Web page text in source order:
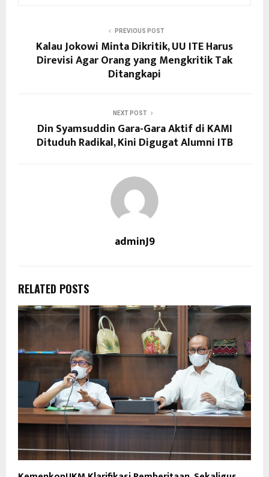
PREVIOUS POST
Kalau Jokowi Minta Dikritik, UU ITE Harus
Direvisi Agar Orang yang Mengkritik Tak
Ditangkapi
NEXT POST
Din Syamsuddin Gara-Gara Aktif di KAMI
Dituduh Radikal, Kini Digugat Alumni ITB
adminJ9
RELATED POSTS